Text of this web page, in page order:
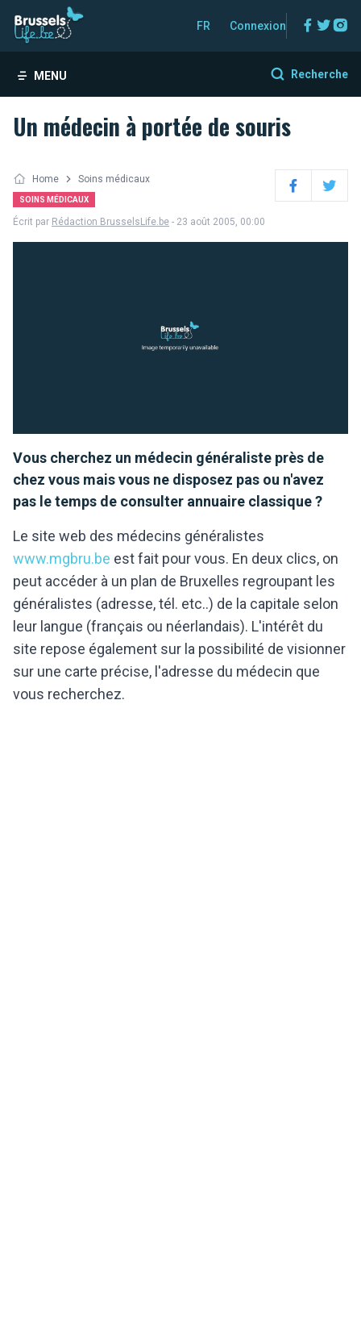
FR Connexion
MENU Recherche
Un médecin à portée de souris
Home Soins médicaux
SOINS MÉDICAUX FacebookTwitter
Écrit par Rédaction BrusselsLife.be - 23 août 2005, 00:00
Vous cherchez un médecin généraliste près de
chez vous mais vous ne disposez pas ou n'avez
pas le temps de consulter annuaire classique ?
Le site web des médecins généralistes
www.mgbru.be est fait pour vous. En deux clics, on
peut accéder à un plan de Bruxelles regroupant les
généralistes (adresse, tél. etc..) de la capitale selon
leur langue (français ou néerlandais). L'intérêt du
site repose également sur la possibilité de visionner
sur une carte précise, l'adresse du médecin que
vous recherchez.